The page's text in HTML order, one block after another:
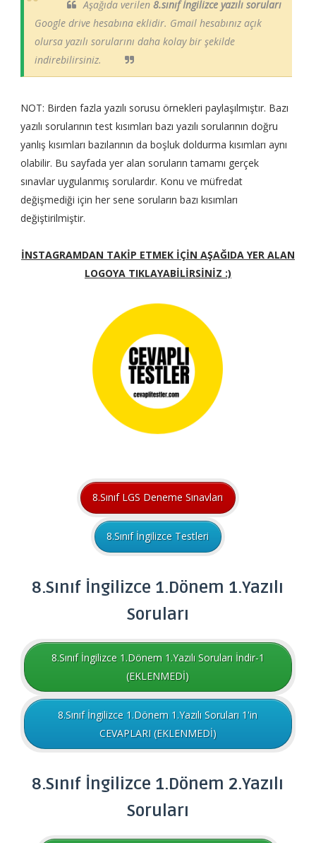
Aşağıda verilen 8.sınıf İngilizce yazılı soruları
Google drive hesabına eklidir. Gmail hesabınız açık
olursa yazılı sorularını daha kolay bir şekilde
indirebilirsiniz.
NOT: Birden fazla yazılı sorusu örnekleri paylaşılmıştır. Bazı
yazılı sorularının test kısımları bazı yazılı sorularının doğru
yanlış kısımları bazılarının da boşluk doldurma kısımları aynı
olabilir. Bu sayfada yer alan soruların tamamı gerçek
sınavlar uygulanmış sorulardır. Konu ve müfredat
değişmediği için her sene soruların bazı kısımları
değiştirilmiştir.
İNSTAGRAMDAN TAKİP ETMEK İÇİN AŞAĞIDA YER ALAN
LOGOYA TIKLAYABİLİRSİNİZ :)
8.Sınıf LGS Deneme Sınavları
8.Sınıf İngilizce Testleri
8.Sınıf İngilizce 1.Dönem 1.Yazılı
Soruları
8.Sınıf İngilizce 1.Dönem 1.Yazılı Soruları İndir-1
(EKLENMEDİ)
8.Sınıf İngilizce 1.Dönem 1.Yazılı Soruları 1'in
CEVAPLARI (EKLENMEDİ)
8.Sınıf İngilizce 1.Dönem 2.Yazılı
Soruları